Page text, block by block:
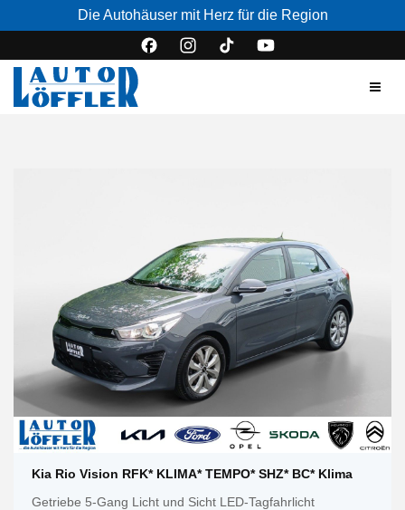
Die Autohäuser mit Herz für die Region
Kia Rio Vision RFK* KLIMA* TEMPO* SHZ* BC* Klima
Getriebe 5-Gang Licht und Sicht LED-Tagfahrlicht